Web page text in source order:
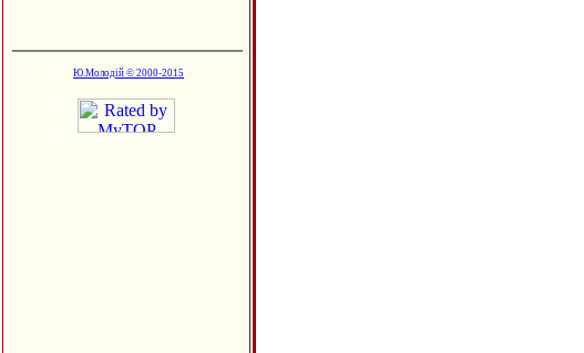
Ю.Молодій © 2000-2015